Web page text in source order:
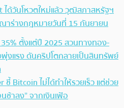
ได้วันโหวตใหม่แล้ว วุฒิสภาสหรัฐฯ
าร่างกฎหมายวันที่ 15 กันยายน
ตั้งแต่ปี 2025 สวนทางทอง-
งแรง ดันคริปโตกลายเป็นสินทรัพย์
ชี้ Bitcoin ไม่ได้ทำให้รวยเร็ว แต่ช่วย
ช้าลง” จากเงินเฟ้อ